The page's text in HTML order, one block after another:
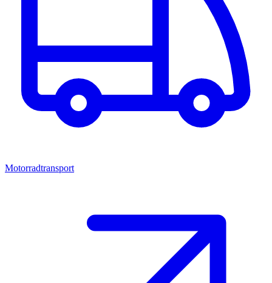
Motorradtransport